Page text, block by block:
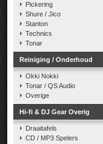
Pickering
Shure / Jico
Stanton
Technics
Tonar
Reiniging / Onderhoud
Okki Nokki
Tonar / QS Audio
Overige
Hi-fi & DJ Gear Overig
Draaitafels
CD / MP3 Spelers